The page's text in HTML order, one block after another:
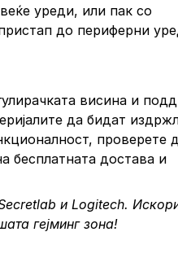
уреди, или пак со
до периферни
висина и
да бидат
проверете
бесплатната достава и
и Logitech.
гејминг зона!